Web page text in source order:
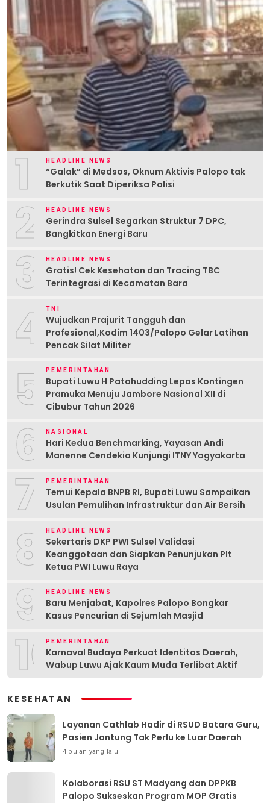
1 HEADLINE NEWS
“Galak” di Medsos, Oknum Aktivis Palopo tak
Berkutik Saat Diperiksa Polisi
2 HEADLINE NEWS
Gerindra Sulsel Segarkan Struktur 7 DPC,
Bangkitkan Energi Baru
3 HEADLINE NEWS
Gratis! Cek Kesehatan dan Tracing TBC
Terintegrasi di Kecamatan Bara
4 TNI
Wujudkan Prajurit Tangguh dan
Profesional,Kodim 1403/Palopo Gelar Latihan
Pencak Silat Militer
5 PEMERINTAHAN
Bupati Luwu H Patahudding Lepas Kontingen
Pramuka Menuju Jambore Nasional XII di
Cibubur Tahun 2026
6 NASIONAL
Hari Kedua Benchmarking, Yayasan Andi
Manenne Cendekia Kunjungi ITNY Yogyakarta
7 PEMERINTAHAN
Temui Kepala BNPB RI, Bupati Luwu Sampaikan
Usulan Pemulihan Infrastruktur dan Air Bersih
8 HEADLINE NEWS
Sekertaris DKP PWI Sulsel Validasi
Keanggotaan dan Siapkan Penunjukan Plt
Ketua PWI Luwu Raya
9 HEADLINE NEWS
Baru Menjabat, Kapolres Palopo Bongkar
Kasus Pencurian di Sejumlah Masjid
10PEMERINTAHAN
Karnaval Budaya Perkuat Identitas Daerah,
Wabup Luwu Ajak Kaum Muda Terlibat Aktif
KESEHATAN
Layanan Cathlab Hadir di RSUD Batara Guru,
Pasien Jantung Tak Perlu ke Luar Daerah
4 bulan yang lalu
Kolaborasi RSU ST Madyang dan DPPKB
Palopo Sukseskan Program MOP Gratis